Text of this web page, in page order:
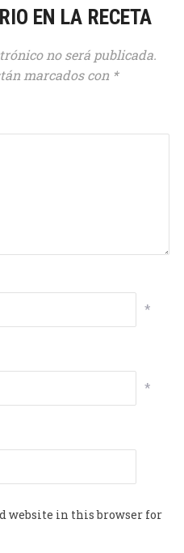
EN LA RECETA
no será publicada.
marcados con *
*
*
website in this browser for